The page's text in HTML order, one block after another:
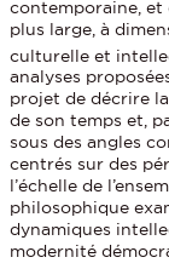
contemporaine,
plus large, à
culturelle et
analyses
projet de décrire
de son temps et,
sous des angles
centrés sur des
l’échelle de
philosophique
dynamiques
modernité